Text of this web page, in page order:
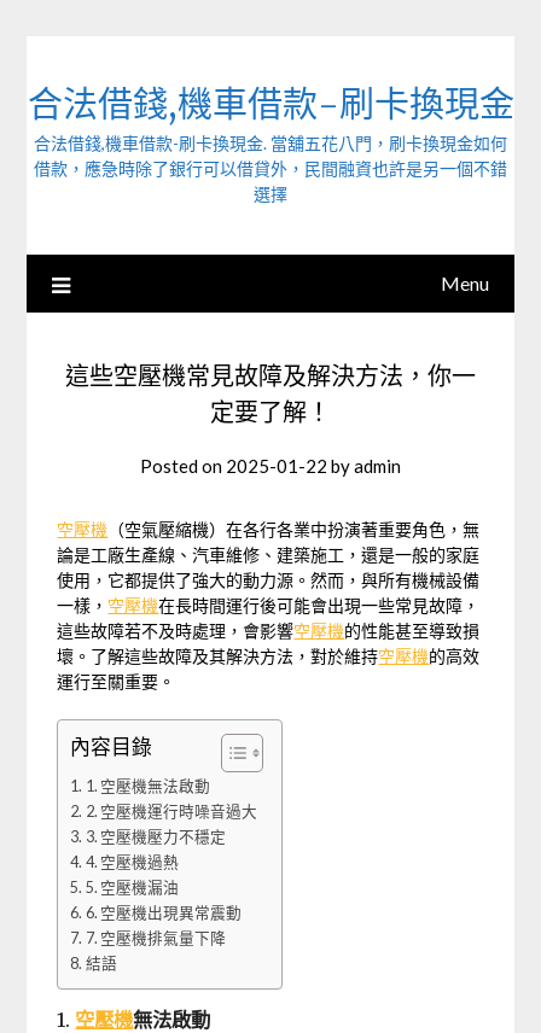
合法借錢,機車借款-刷卡換現金
合法借錢,機車借款-刷卡換現金. 當舖五花八門，刷卡換現金如何
借款，應急時除了銀行可以借貸外，民間融資也許是另一個不錯
選擇
Menu
這些空壓機常見故障及解決方法，你一
定要了解！
Posted on 2025-01-22 byadmin
空壓機 （空氣壓縮機）在各行各業中扮演著重要角色，無
論是工廠生產線、汽車維修、建築施工，還是一般的家庭
使用，它都提供了強大的動力源。然而，與所有機械設備
一樣， 空壓機在長時間運行後可能會出現一些常見故障，
這些故障若不及時處理，會影響空壓機的性能甚至導致損
壞。了解這些故障及其解決方法，對於維持空壓機的高效
運行至關重要。
內容目錄
1. 空壓機無法啟動
2. 空壓機運行時噪音過大
3. 空壓機壓力不穩定
4. 空壓機過熱
5. 空壓機漏油
6. 空壓機出現異常震動
7. 空壓機排氣量下降
結語
1. 空壓機無法啟動